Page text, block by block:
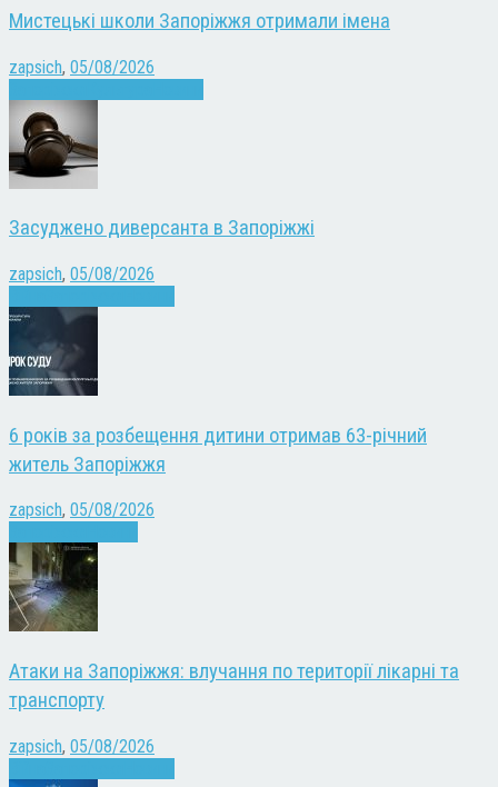
Мистецькі школи Запоріжжя отримали імена
zapsich, 05/08/2026
Засуджено диверсанта в Запоріжжі
zapsich, 05/08/2026
6 років за розбещення дитини отримав 63-річний
житель Запоріжжя
zapsich, 05/08/2026
Атаки на Запоріжжя: влучання по території лікарні та
транспорту
zapsich, 05/08/2026